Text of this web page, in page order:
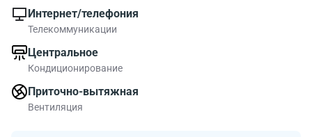
Квартал отличается высокой транспортной
доступностью. Он находится в 4 минутах ходьбы от
станций «Площадь Гагарина» и «Вробьевы горы». Для
автомобилистов обеспечен прямой доступ на
Ленинский проспект и ТТК.
Интернет/телефония
Телекоммуникации
Центральное
Кондиционирование
Приточно-вытяжная
Вентиляция